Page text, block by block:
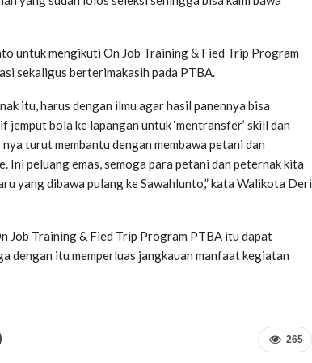
untuk mengikuti On Job Training & Fied Trip Program
sekaligus berterimakasih pada PTBA.
itu, harus dengan ilmu agar hasil panennya bisa
bola ke lapangan untuk ‘mentransfer’ skill dan
turut membantu dengan membawa petani dan
Ini peluang emas, semoga para petani dan peternak kita
yang dibawa pulang ke Sawahlunto,” kata Walikota Deri
Job Training & Fied Trip Program PTBA itu dapat
dengan itu memperluas jangkauan manfaat kegiatan
265